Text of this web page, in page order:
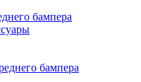
бампера
бампера